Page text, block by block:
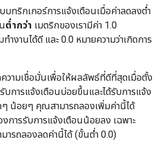
บทริกเกอร์การแจ้งเตือนเมื่อค่าลดลงต่ำ
ต่ำกว่า เมตริกของเรามีค่า 1.0
ำงานได้ดี และ 0.0 หมายความว่าเกิดการ
ความเชื่อมั่นเพื่อให้ผลลัพธ์ที่ดีที่สุดเมื่อตั้ง
บการแจ้งเตือนบ่อยขึ้นและได้รับการแจ้ง
ๆ น้อยๆ คุณสามารถลองเพิ่มค่านี้ได้
การรับการแจ้งเตือนน้อยลง เฉพาะ
รถลองลดค่านี้ได้ (ขั้นต่ำ 0.0)